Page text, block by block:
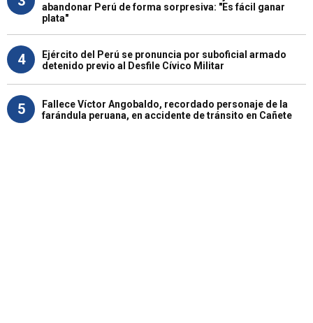
abandonar Perú de forma sorpresiva: "Es fácil ganar
plata"
4
Ejército del Perú se pronuncia por suboficial armado
detenido previo al Desfile Cívico Militar
5
Fallece Víctor Angobaldo, recordado personaje de la
farándula peruana, en accidente de tránsito en Cañete